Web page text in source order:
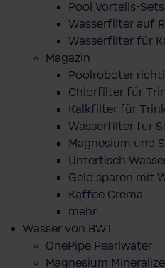
Pool Vorteils-Sets
Wasserfilter auf
Wasserfilter für
Magazin
Poolroboter
Chlorfilter für
Kalkfilter für
Wasserfilter für
Magnesium und
Untertisch
Geld sparen mit
Kaffee Crema
mehr
Wasser von BWT
OnePipe Pearlwater
Magnesium